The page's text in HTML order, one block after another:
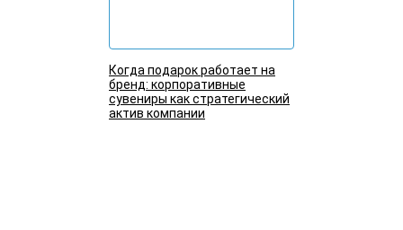
Когда подарок работает на
бренд: корпоративные
сувениры как стратегический
актив компании